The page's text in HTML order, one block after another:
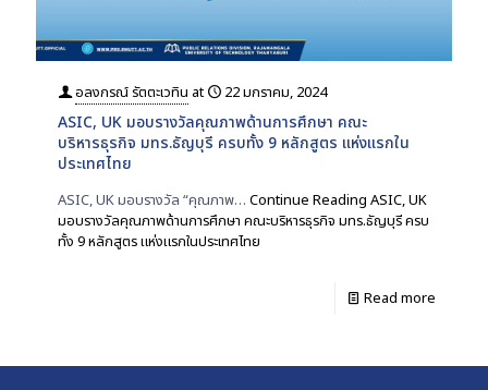
อลงกรณ์ รัตตะเวทิน at 22 มกราคม, 2024
ASIC, UK มอบรางวัลคุณภาพด้านการศึกษา คณะ
บริหารธุรกิจ มทร.ธัญบุรี ครบทั้ง 9 หลักสูตร แห่งแรกใน
ประเทศไทย
ASIC, UK มอบรางวัล “คุณภาพ… Continue Reading ASIC, UK
มอบรางวัลคุณภาพด้านการศึกษา คณะบริหารธุรกิจ มทร.ธัญบุรี ครบ
ทั้ง 9 หลักสูตร แห่งแรกในประเทศไทย
Read more